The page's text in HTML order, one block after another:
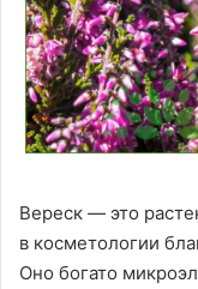
Вереск — это
в косметологии
Оно богато